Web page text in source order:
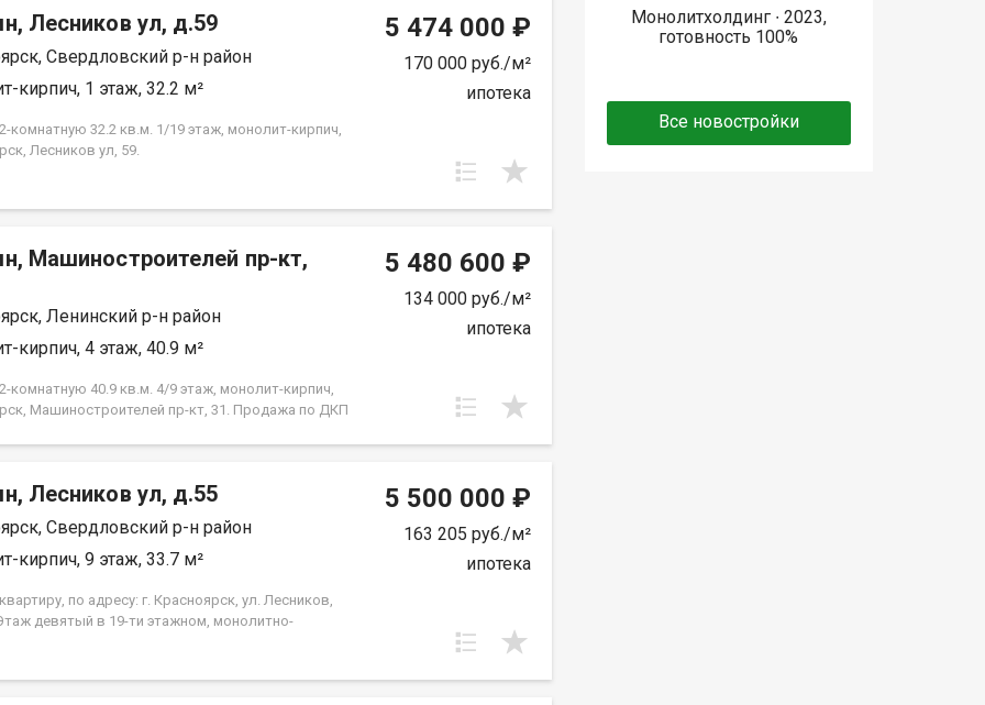
Лесников ул, д.59
Свердловский р-н район
кирпич, 1 этаж, 32.2 м²
комнатную 32.2 кв.м. 1/19 этаж, монолит-кирпич,
Лесников ул, 59.
5 474 000 ₽
170 000 руб./м²
ипотека
Машиностроителей пр-кт,
Ленинский р-н район
кирпич, 4 этаж, 40.9 м²
комнатную 40.9 кв.м. 4/9 этаж, монолит-кирпич,
Машиностроителей пр-кт, 31. Продажа по ДКП
5 480 600 ₽
134 000 руб./м²
ипотека
Лесников ул, д.55
Свердловский р-н район
кирпич, 9 этаж, 33.7 м²
по адресу: г. Красноярск, ул. Лесников,
девятый в 19-ти этажном, монолитно-
застройщика. Экологически благоприятный
5 500 000 ₽
163 205 руб./м²
ипотека
Монолитхолдинг ∙ 2023,
готовность 100%
Все новостройки